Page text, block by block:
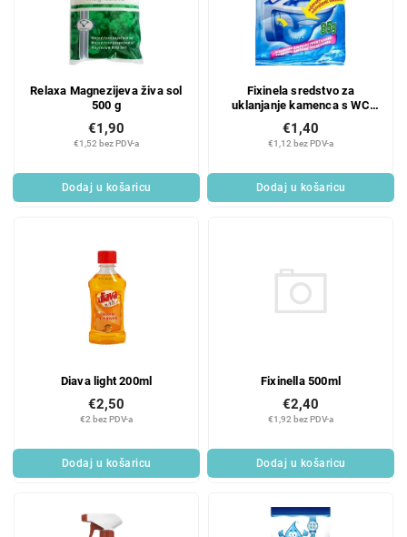
Relaxa Magnezijeva živa sol
500 g
€1,52 bez PDV-a
€1,90
Dodaj u košaricu
Fixinela sredstvo za
uklanjanje kamenca s WC
školjki 85 g
€1,12 bez PDV-a
€1,40
Dodaj u košaricu
Diava light 200ml
€2 bez PDV-a
€2,50
Dodaj u košaricu
Fixinella 500ml
€1,92 bez PDV-a
€2,40
Dodaj u košaricu